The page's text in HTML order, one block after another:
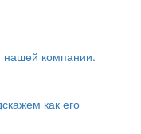
нашей компании.
как его